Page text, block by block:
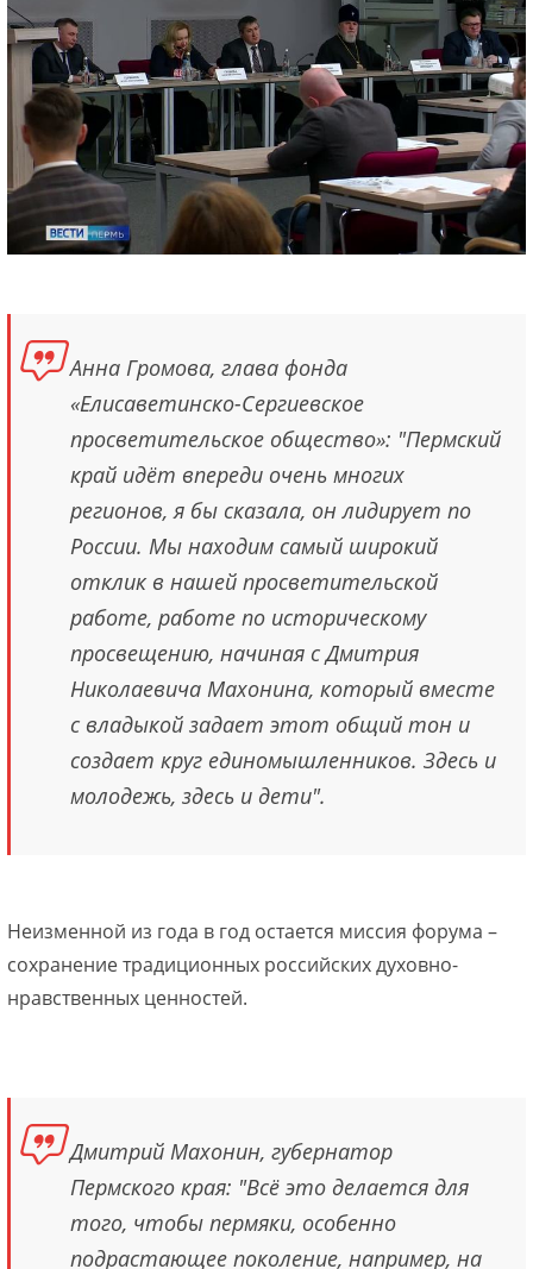
Анна Громова, глава фонда
«Елисаветинско-Сергиевское
просветительское общество»: "Пермский
край идёт впереди очень многих
регионов, я бы сказала, он лидирует по
России. Мы находим самый широкий
отклик в нашей просветительской
работе, работе по историческому
просвещению, начиная с Дмитрия
Николаевича Махонина, который вместе
с владыкой задает этот общий тон и
создает круг единомышленников. Здесь и
молодежь, здесь и дети".
Неизменной из года в год остается миссия форума –
сохранение традиционных российских духовно-
нравственных ценностей.
Дмитрий Махонин, губернатор
Пермского края: "Всё это делается для
того, чтобы пермяки, особенно
подрастающее поколение, например, на